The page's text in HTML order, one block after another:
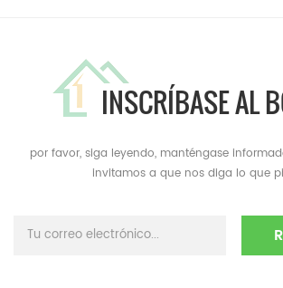
INSCRÍBASE AL
por favor, siga leyendo, manténgase
invitamos a que nos diga lo que